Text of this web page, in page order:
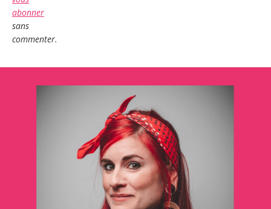
abonner
sans
commenter.